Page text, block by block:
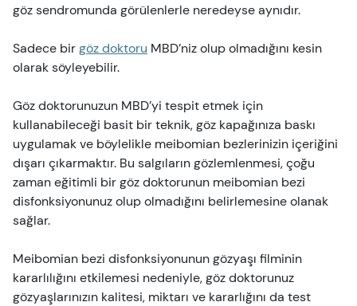
göz sendromunda görülenlerle neredeyse aynıdır.
Sadece birgöz doktoru MBD’niz olup olmadığını kesin
olarak söyleyebilir.
Göz doktorunuzun MBD’yi tespit etmek için
kullanabileceği basit bir teknik, göz kapağınıza baskı
uygulamak ve böylelikle meibomian bezlerinizin içeriğini
dışarı çıkarmaktır. Bu salgıların gözlemlenmesi, çoğu
zaman eğitimli bir göz doktorunun meibomian bezi
disfonksiyonunuz olup olmadığını belirlemesine olanak
sağlar.
Meibomian bezi disfonksiyonunun gözyaşı filminin
kararlılığını etkilemesi nedeniyle, göz doktorunuz
gözyaşlarınızın kalitesi, miktarı ve kararlığını da test